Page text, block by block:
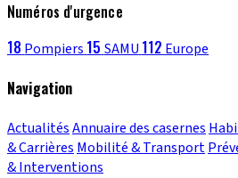
Numéros d'urgence
18 Pompiers 15 SAMU 112 Europe
Navigation
ActualitésAnnuaire des casernes
& Carrières Mobilité & Transport
& Interventions